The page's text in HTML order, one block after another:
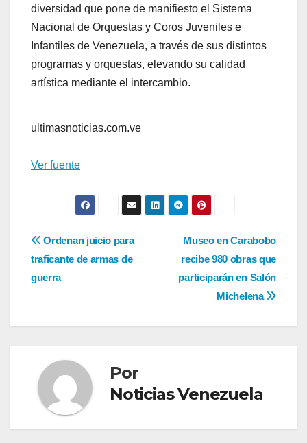
diversidad que pone de manifiesto el Sistema
Nacional de Orquestas y Coros Juveniles e
Infantiles de Venezuela, a través de sus distintos
programas y orquestas, elevando su calidad
artística mediante el intercambio.
ultimasnoticias.com.ve
Ver fuente
Navegación
de
Museo en Carabobo
recibe 980 obras que
participarán en Salón
Michelena
Ordenan juicio para
traficante de armas de
guerra
Por
Noticias Venezuela